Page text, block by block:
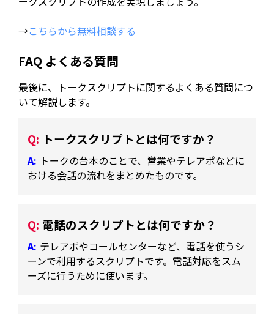
→こちらから無料相談する
FAQ よくある質問
最後に、トークスクリプトに関するよくある質問につ
いて解説します。
トークスクリプトとは何ですか？
トークの台本のことで、営業やテレアポなどに
おける会話の流れをまとめたものです。
電話のスクリプトとは何ですか？
テレアポやコールセンターなど、電話を使うシ
ーンで利用するスクリプトです。電話対応をスム
ーズに行うために使います。